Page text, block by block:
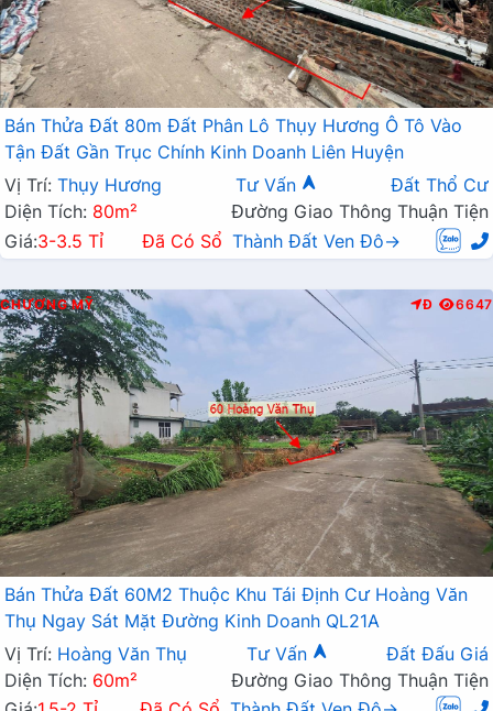
Bán Thửa Đất 80m Đất Phân Lô Thụy Hương Ô Tô Vào
Tận Đất Gần Trục Chính Kinh Doanh Liên Huyện
Vị Trí: Thụy Hương Tư Vấn
Đất Thổ Cư
Diện Tích: 80m²
Đường Giao Thông Thuận Tiện
Giá:3-3.5 Tỉ Đã Có Sổ Thành Đất Ven Đô→
CHƯƠNG MỸ Đ 6647
Bán Thửa Đất 60M2 Thuộc Khu Tái Định Cư Hoàng Văn
Thụ Ngay Sát Mặt Đường Kinh Doanh QL21A
Vị Trí: Hoàng Văn Thụ Tư Vấn
Đất Đấu Giá
Diện Tích: 60m²
Đường Giao Thông Thuận Tiện